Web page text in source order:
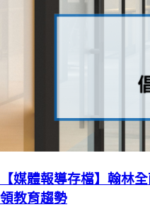
【媒體報導存檔】翰林
領教育趨勢